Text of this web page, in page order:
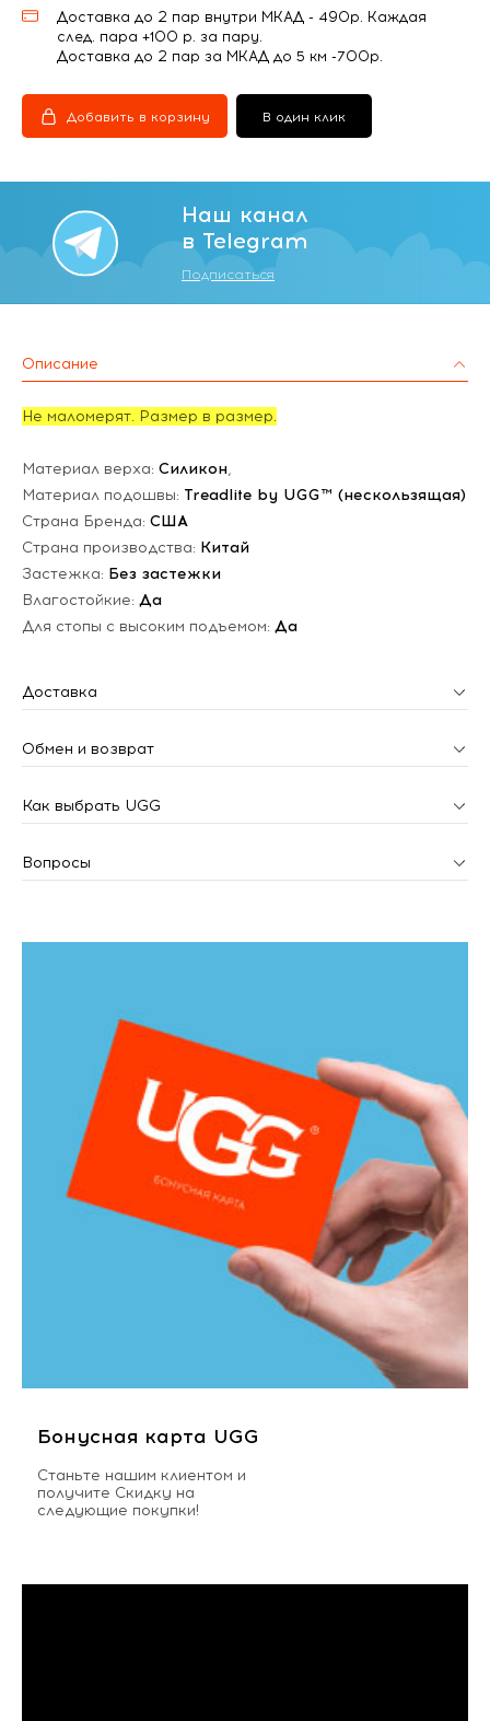
Доставка до 2 пар внутри МКАД - 490р. Каждая
след. пара +100 р. за пару.
Доставка до 2 пар за МКАД до 5 км -700р.
Добавить в корзину В один клик
Наш канал
в Telegram
Подписаться
Описание
Не маломерят. Размер в размер.
Материал верха: Силикон,
Материал подошвы: Treadlite by UGG™ (нескользящая)
Страна Бренда: США
Страна производства: Китай
Застежка: Без застежки
Влагостойкие: Да
Для стопы с высоким подъемом: Да
Доставка
Обмен и возврат
Как выбрать UGG
Вопросы
Бонусная карта UGG
Станьте нашим клиентом и
получите Скидку на
следующие покупки!